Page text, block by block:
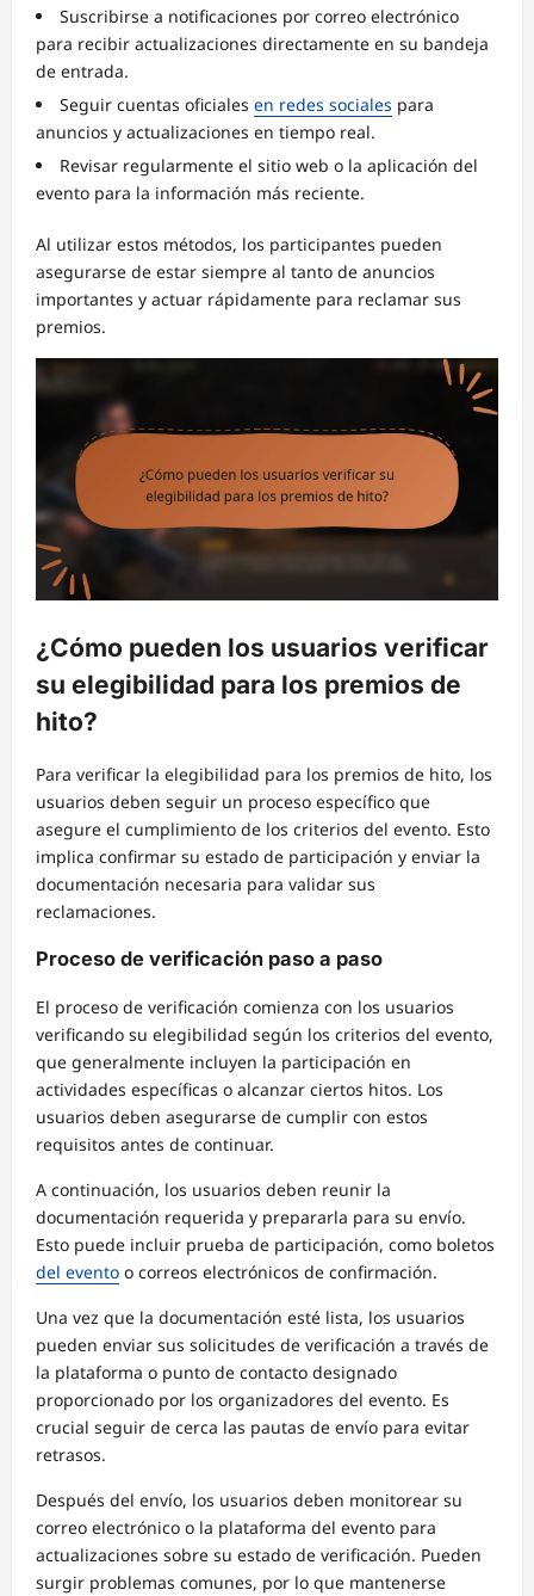
Suscribirse a notificaciones por correo electrónico
para recibir actualizaciones directamente en su bandeja
de entrada.
Seguir cuentas oficiales en redes sociales para
anuncios y actualizaciones en tiempo real.
Revisar regularmente el sitio web o la aplicación del
evento para la información más reciente.
Al utilizar estos métodos, los participantes pueden
asegurarse de estar siempre al tanto de anuncios
importantes y actuar rápidamente para reclamar sus
premios.
¿Cómo pueden los usuarios verificar
su elegibilidad para los premios de
hito?
Para verificar la elegibilidad para los premios de hito, los
usuarios deben seguir un proceso específico que
asegure el cumplimiento de los criterios del evento. Esto
implica confirmar su estado de participación y enviar la
documentación necesaria para validar sus
reclamaciones.
Proceso de verificación paso a paso
El proceso de verificación comienza con los usuarios
verificando su elegibilidad según los criterios del evento,
que generalmente incluyen la participación en
actividades específicas o alcanzar ciertos hitos. Los
usuarios deben asegurarse de cumplir con estos
requisitos antes de continuar.
A continuación, los usuarios deben reunir la
documentación requerida y prepararla para su envío.
Esto puede incluir prueba de participación, como boletos
del evento o correos electrónicos de confirmación.
Una vez que la documentación esté lista, los usuarios
pueden enviar sus solicitudes de verificación a través de
la plataforma o punto de contacto designado
proporcionado por los organizadores del evento. Es
crucial seguir de cerca las pautas de envío para evitar
retrasos.
Después del envío, los usuarios deben monitorear su
correo electrónico o la plataforma del evento para
actualizaciones sobre su estado de verificación. Pueden
surgir problemas comunes, por lo que mantenerse